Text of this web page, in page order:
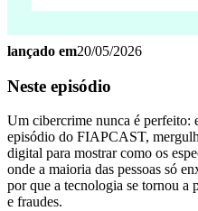
lançado em20/05/2026
Neste episódio
Um cibercrime nunca é perfeito:
episódio do FIAPCAST,
digital para mostrar como os
onde a maioria das pessoas só
por que a tecnologia se tornou a
e fraudes.